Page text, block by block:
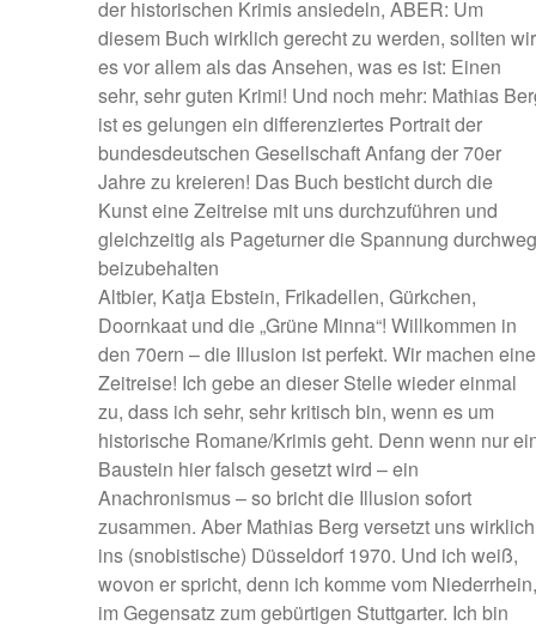
der historischen Krimis ansiedeln, ABER: Um
diesem Buch wirklich gerecht zu werden, sollten wir
es vor allem als das Ansehen, was es ist: Einen
sehr, sehr guten Krimi! Und noch mehr: Mathias
ist es gelungen ein differenziertes Portrait der
bundesdeutschen Gesellschaft Anfang der 70er
Jahre zu kreieren! Das Buch besticht durch die
Kunst eine Zeitreise mit uns durchzuführen und
gleichzeitig als Pageturner die Spannung durchweg
beizubehalten
Altbier, Katja Ebstein, Frikadellen, Gürkchen,
Doornkaat und die „Grüne Minna“! Willkommen in
den 70ern – die Illusion ist perfekt. Wir machen eine
Zeitreise! Ich gebe an dieser Stelle wieder einmal
zu, dass ich sehr, sehr kritisch bin, wenn es um
historische Romane/Krimis geht. Denn wenn nur
Baustein hier falsch gesetzt wird – ein
Anachronismus – so bricht die Illusion sofort
zusammen. Aber Mathias Berg versetzt uns wirklich
ins (snobistische) Düsseldorf 1970. Und ich weiß,
wovon er spricht, denn ich komme vom Niederrhein,
im Gegensatz zum gebürtigen Stuttgarter. Ich bin